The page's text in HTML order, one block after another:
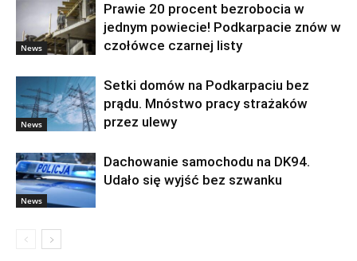
News
Prawie 20 procent bezrobocia w
jednym powiecie! Podkarpacie znów w
czołówce czarnej listy
News
Setki domów na Podkarpaciu bez
prądu. Mnóstwo pracy strażaków
przez ulewy
News
Dachowanie samochodu na DK94.
Udało się wyjść bez szwanku